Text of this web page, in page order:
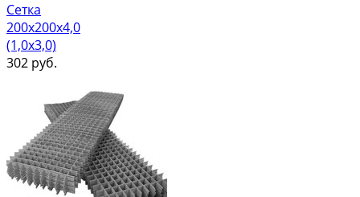
Сетка
200х200х4,0
(1,0х3,0)
302 руб.